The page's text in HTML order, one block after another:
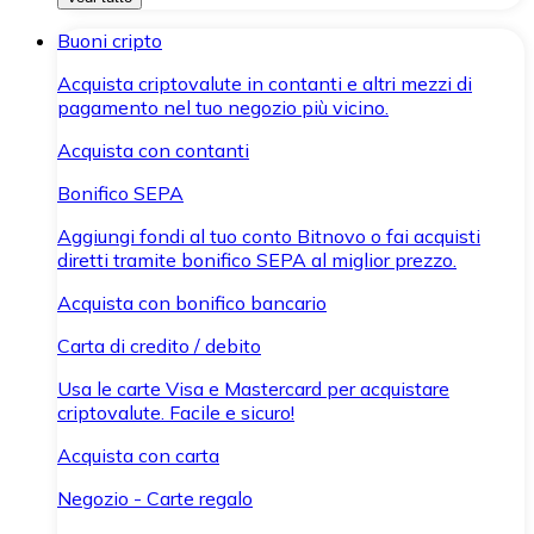
Buoni cripto
Acquista criptovalute in contanti e altri mezzi di
pagamento nel tuo negozio più vicino.
Acquista con contanti
Bonifico SEPA
Aggiungi fondi al tuo conto Bitnovo o fai acquisti
diretti tramite bonifico SEPA al miglior prezzo.
Acquista con bonifico bancario
Carta di credito / debito
Usa le carte Visa e Mastercard per acquistare
criptovalute. Facile e sicuro!
Acquista con carta
Negozio - Carte regalo